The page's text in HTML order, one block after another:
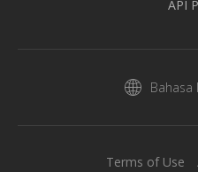
API
Bahasa
Terms of Use